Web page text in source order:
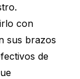
con
sus brazos
de